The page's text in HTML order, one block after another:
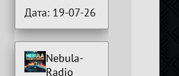
Дата: 19-07-26
Nebula-
Radio